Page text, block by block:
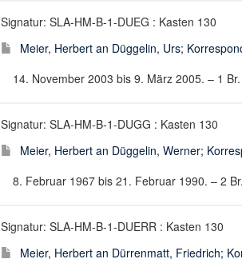
Signatur: SLA-HM-B-1-DUEG : Kasten 130
Meier, Herbert an Düggelin, Urs;
14. November 2003 bis 9. März 2005. – 1
Signatur: SLA-HM-B-1-DUGG : Kasten 130
Meier, Herbert an Düggelin, Werner;
8. Februar 1967 bis 21. Februar 1990. – 2
Signatur: SLA-HM-B-1-DUERR : Kasten 130
Meier, Herbert an Dürrenmatt, Friedrich;